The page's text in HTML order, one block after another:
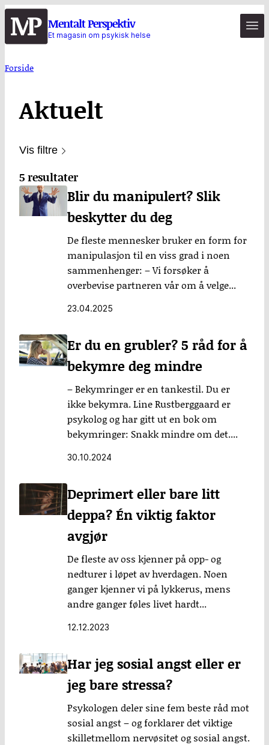
Hopp
til
hovedinnhold
Mentalt Perspektiv
Et magasin om psykisk helse
Forside
Aktuelt
Vis filtre
5 resultater
Blir du manipulert? Slik
beskytter du deg
De fleste mennesker bruker en form for
manipulasjon til en viss grad i noen
sammenhenger: – Vi forsøker å
overbevise partneren vår om å velge...
23.04.2025
Er du en grubler? 5 råd for å
bekymre deg mindre
– Bekymringer er en tankestil. Du er
ikke bekymra. Line Rustberggaard er
psykolog og har gitt ut en bok om
bekymringer: Snakk mindre om det....
30.10.2024
Deprimert eller bare litt
deppa? Én viktig faktor
avgjør
De fleste av oss kjenner på opp- og
nedturer i løpet av hverdagen. Noen
ganger kjenner vi på lykkerus, mens
andre ganger føles livet hardt...
12.12.2023
Har jeg sosial angst eller er
jeg bare stressa?
Psykologen deler sine fem beste råd mot
sosial angst – og forklarer det viktige
skilletmellom nervøsitet og sosial angst.